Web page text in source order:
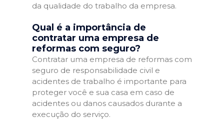
da qualidade do trabalho da empresa.
Qual é a importância de
contratar uma empresa de
reformas com seguro?
Contratar uma empresa de reformas com
seguro de responsabilidade civil e
acidentes de trabalho é importante para
proteger você e sua casa em caso de
acidentes ou danos causados durante a
execução do serviço.